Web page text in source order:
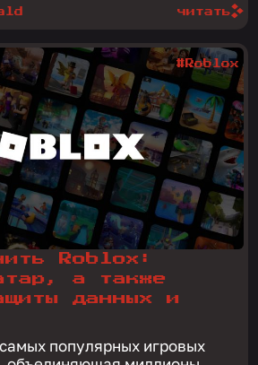
читать
Roblox:
а также
данных и
популярных игровых
#Roblox